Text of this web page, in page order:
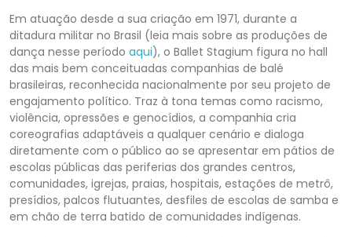
Em atuação desde a sua criação em 1971, durante a
ditadura militar no Brasil (leia mais sobre as produções de
dança nesse período aqui), o Ballet Stagium figura no hall
das mais bem conceituadas companhias de balé
brasileiras, reconhecida nacionalmente por seu projeto de
engajamento político. Traz à tona temas como racismo,
violência, opressões e genocídios, a companhia cria
coreografias adaptáveis a qualquer cenário e dialoga
diretamente com o público ao se apresentar em pátios de
escolas públicas das periferias dos grandes centros,
comunidades, igrejas, praias, hospitais, estações de metrô,
presídios, palcos flutuantes, desfiles de escolas de samba e
em chão de terra batido de comunidades indígenas.